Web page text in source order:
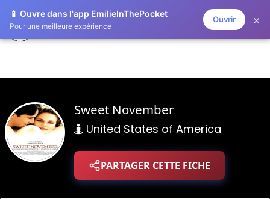
📱 Ouvre dans l'app EmilieInThePocket
Pour une meilleure expérience
Ouvrir ×
ZAPLISTOO
Sweet November
United States of America
PARTAGER CETTE FICHE